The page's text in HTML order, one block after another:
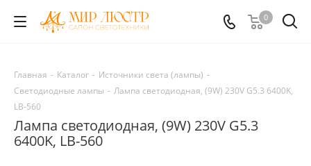
0
Главная - Каталог - Источники света (лампы) -
Светодиодные лампы - Лампа светодиодная, (9W) 230V G5.3 6400K,
LB-560
Лампа светодиодная, (9W) 230V G5.3
6400K, LB-560